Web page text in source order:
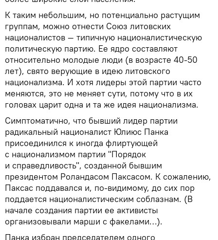
К таким небольшим, но потенциально растущим
группам, можно отнести Союз литовских
националистов — типичную националистическую
политическую партию. Ее ядро составляют
относительно молодые люди (в возрасте 40-50
лет), свято верующие в идею литовского
национализма. И хотя лидеры этой партии часто
меняются, это не меняет сути, потому что в их
головах царит одна и та же идея национализма.
Симптоматично, что бывший лидер партии
радикальный националист Юлиюс Панка
присоединился к иногда флиртующей
с национализмом партии "Порядок
и справедливость", созданной бывшим
президентом Роландасом Паксасом. К сожалению,
Паксас поддавался и, по-видимому, до сих пор
поддается националистическим соблазнам. (В
начале создания партии ее активисты
организовывали марши с факелами…).
Панка избран председателем одного